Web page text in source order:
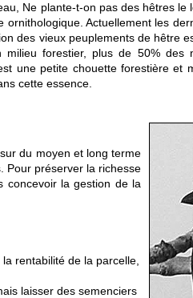
Ne plante-t-on pas des hêtres
Actuellement les
des vieux peuplements de hêtre
milieu forestier, plus de 50% des
une petite chouette forestière et
cette essence.
du moyen et long terme
Pour préserver la richesse
concevoir la gestion de la
rentabilité de la parcelle,
laisser des semenciers